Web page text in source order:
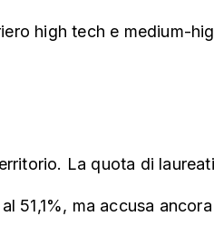
high tech e medium-
La quota di
51,1%, ma accusa